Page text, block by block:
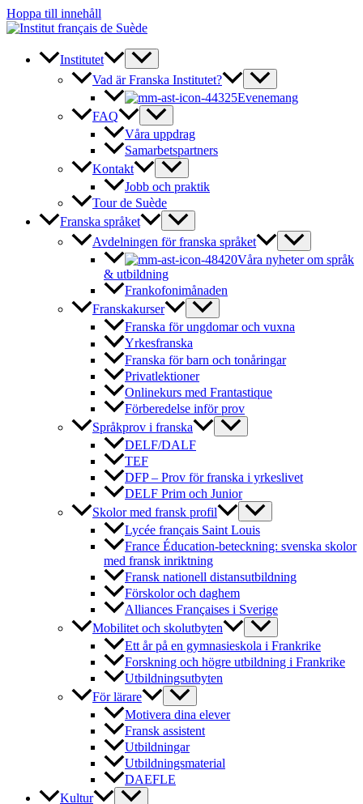
Hoppa till innehåll
Institutet
Vad är Franska Institutet?
Evenemang
FAQ
Våra uppdrag
Samarbetspartners
Kontakt
Jobb och praktik
Tour de Suède
Franska språket
Avdelningen för franska språket
Våra nyheter om språk
& utbildning
Frankofonimånaden
Franskakurser
Franska för ungdomar och vuxna
Yrkesfranska
Franska för barn och tonåringar
Privatlektioner
Onlinekurs med Frantastique
Förberedelse inför prov
Språkprov i franska
DELF/DALF
TEF
DFP – Prov för franska i yrkeslivet
DELF Prim och Junior
Skolor med fransk profil
Lycée français Saint Louis
France Éducation-beteckning: svenska skolor
med fransk inriktning
Fransk nationell distansutbildning
Förskolor och daghem
Alliances Françaises i Sverige
Mobilitet och skolutbyten
Ett år på en gymnasieskola i Frankrike
Forskning och högre utbildning i Frankrike
Utbildningsutbyten
För lärare
Motivera dina elever
Fransk assistent
Utbildningar
Utbildningsmaterial
DAEFLE
Kultur